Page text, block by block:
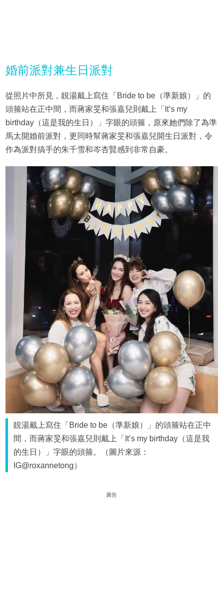
婚前派對兼生日派對
從照片中所見，靚湯戴上寫住「Bride to be（準新娘）」的
頭箍站在正中間，而蔣家旻和張嘉兒則戴上「It’s my
birthday（這是我的生日）」字眼的頭箍，原來她們除了為準
馬太開婚前派對，更同時幫蔣家旻和張嘉兒開生日派對，令
作為派對搞手的朱千雪和岑杏賢感到非常自豪。
靚湯戴上寫住「Bride to be（準新娘）」的頭箍站在正中
間，而蔣家旻和張嘉兒則戴上「It’s my birthday（這是我
的生日）」字眼的頭箍。（圖片來源：
IG@roxannetong）
廣告